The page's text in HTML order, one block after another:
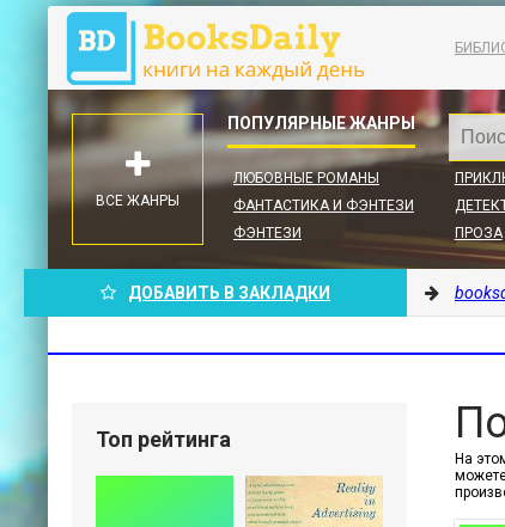
ЛЮБОВНЫЕ РОМАНЫ
ФАНТАСТИКА И ФЭНТЕЗИ
ФЭНТЕЗИ
ПРОЗА
ВСЕ ЖАНРЫ
ДОБАВИТЬ В ЗАКЛАДКИ
На
Топ рейтинга